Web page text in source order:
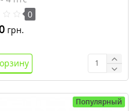
0
грн.
Популярный